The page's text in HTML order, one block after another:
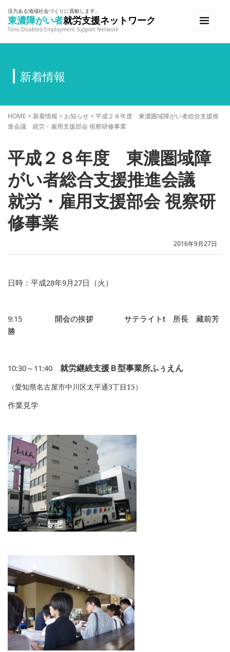
活力ある地域社会づくりに貢献します。
東濃障がい者就労支援ネットワーク
Tono Disabled Employment Support Network
新着情報
HOME > 新着情報 > お知らせ> 平成２８年度 東濃圏域障がい者総合支援推
進会議 就労・雇用支援部会 視察研修事業
平成２８年度 東濃圏域障
がい者総合支援推進会議
就労・雇用支援部会 視察研
修事業
2016年9月27日
日時：平成28年9月 27日（火）
9:15 開会の挨拶 サテライトt 所長 藏前芳
勝
10:30～ 11:40 就労継続支援Ｂ型事業所ふぅえん
（愛知県名古屋市中川区太平通3丁目15）
作業見学